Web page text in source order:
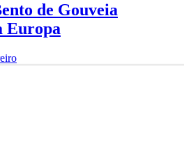
de Gouveia
Europa